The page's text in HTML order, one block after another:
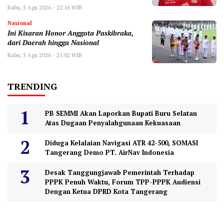
Rabu, 5 Agu 2026 - 22:16 WIB
Nasional
Ini Kisaran Honor Anggota Paskibraka,
dari Daerah hingga Nasional
Rabu, 5 Agu 2026 - 21:02 WIB
TRENDING
PB SEMMI Akan Laporkan Bupati Buru Selatan
Atas Dugaan Penyalahgunaan Kekuasaan
Diduga Kelalaian Navigasi ATR 42-500, SOMASI
Tangerang Demo PT. AirNav Indonesia
Desak Tanggungjawab Pemerintah Terhadap
PPPK Penuh Waktu, Forum TPP-PPPK Audiensi
Dengan Ketua DPRD Kota Tangerang